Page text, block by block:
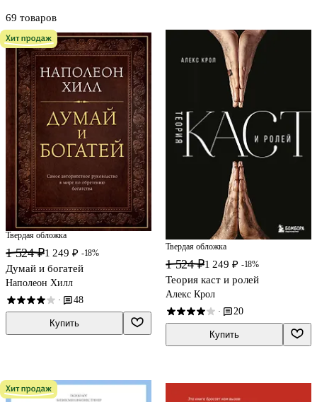
69 товаров
Твердая обложка
1 524 ₽1 249 ₽ -18%
Думай и богатей
Наполеон Хилл
· 48
Купить
Твердая обложка
1 524 ₽1 249 ₽ -18%
Теория каст и ролей
Алекс Крол
· 20
Купить